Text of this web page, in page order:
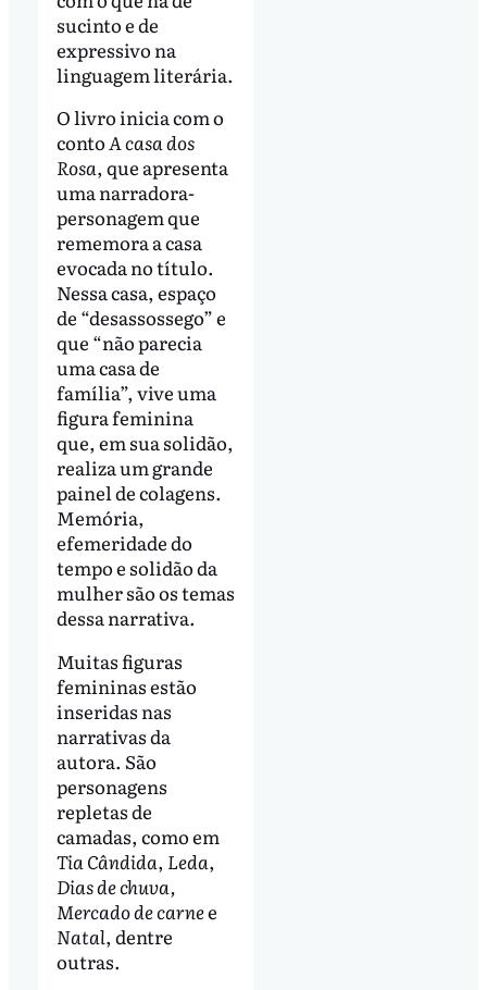
sucinto e de
expressivo na
linguagem literária.
O livro inicia com o
contoA casa dos
Rosa, que apresenta
uma narradora-
personagem que
rememora a casa
evocada no título.
Nessa casa, espaço
de “desassossego” e
que “não parecia
uma casa de
família”, vive uma
figura feminina
que, em sua solidão,
realiza um grande
painel de colagens.
Memória,
efemeridade do
tempo e solidão da
mulher são os temas
dessa narrativa.
Muitas figuras
femininas estão
inseridas nas
narrativas da
autora. São
personagens
repletas de
camadas, como em
Tia Cândida, Leda,
Dias de chuva,
Mercado de carnee
Natal, dentre
outras.